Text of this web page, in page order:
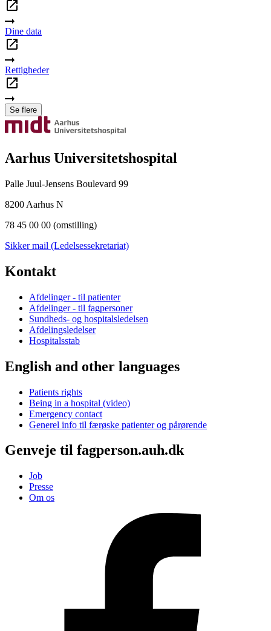
Dine data
Rettigheder
Se flere
Aarhus Universitetshospital
Palle Juul-Jensens Boulevard 99
8200 Aarhus N
78 45 00 00 (omstilling)
Sikker mail (Ledelsessekretariat)
Kontakt
Afdelinger - til patienter
Afdelinger - til fagpersoner
Sundheds- og hospitalsledelsen
Afdelingsledelser
Hospitalsstab
English and other languages
Patients rights
Being in a hospital (video)
Emergency contact
Generel info til færøske patienter og pårørende
Genveje til fagperson.auh.dk
Job
Presse
Om os